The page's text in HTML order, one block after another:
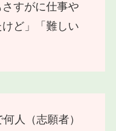
すがに仕事や
ど」「難しい
人（志願者）